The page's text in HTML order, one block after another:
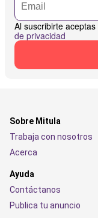
Al suscribirte aceptas
de privacidad
Sobre Mitula
Trabaja con nosotros
Acerca
Ayuda
Contáctanos
Publica tu anuncio